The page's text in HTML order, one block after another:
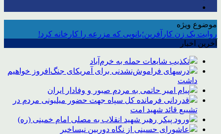
موضوع ویژه
روایت یک زن کارآفرین؛بانویی که مزرعه را کارخانه کرد!
آخرین اخبار
تکذیب شایعات حمله به خرم‌آباد
درسهای فراموش‌نشدنی برای آمریکای جنگ‌افروز خواهیم
داشت
پیام امیر حاتمی به مردم صبور و وفادار ایران
قدردانی فرمانده کل سپاه جهت حضور میلیونی مردم در
تشییع قائد شهید امت
ورود پیکر رهبر شهید انقلاب به مصلی امام خمینی (ره)
عاشورای حسینی از نگاه دوربین نیساخبر